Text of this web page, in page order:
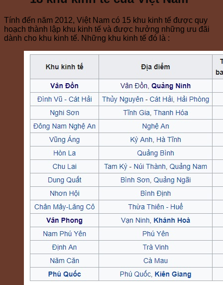
Tính đến năm 2012, Việt Nam có 15 khu kinh tế được quy
hoạch thành lập khu kinh tế và được hưởng những ưu đãi
dành cho khu kinh tế. Những khu kinh tế đó là :